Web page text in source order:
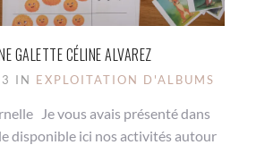
GALETTE CÉLINE ALVAREZ
IN EXPLOITATION D'ALBUMS
Je vous avais présenté dans
disponible ici nos activités autour